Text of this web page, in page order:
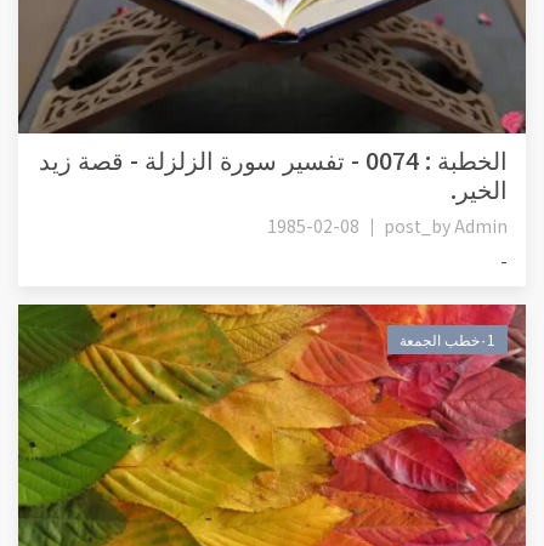
الخطبة : 0074 - تفسير سورة الزلزلة - قصة زيد
الخير.
post_byAdmin
1985-02-08
-
٠1خطب الجمعة